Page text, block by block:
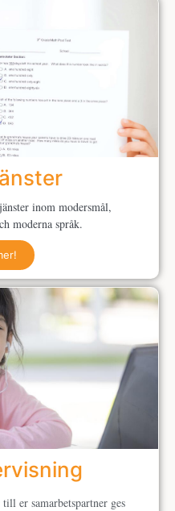
inom modersmål,
moderna språk.
er samarbetspartner ges